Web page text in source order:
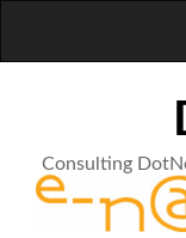
Consulting